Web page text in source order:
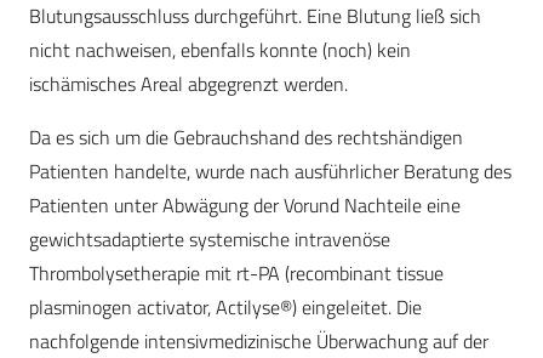
Blutungsausschluss durchgeführt. Eine Blutung ließ sich
nicht nachweisen, ebenfalls konnte (noch) kein
ischämisches Areal abgegrenzt werden.
Da es sich um die Gebrauchshand des rechtshändigen
Patienten handelte, wurde nach ausführlicher Beratung des
Patienten unter Abwägung der Vorund Nachteile eine
gewichtsadaptierte systemische intravenöse
Thrombolysetherapie mit rt-PA (recombinant tissue
plasminogen activator, Actilyse®) eingeleitet. Die
nachfolgende intensivmedizinische Überwachung auf der